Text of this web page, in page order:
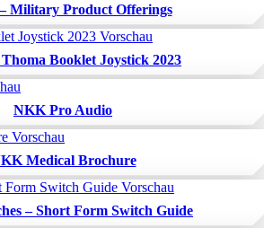
Military Product Offerings
Booklet Joystick 2023
NKK Pro Audio
Medical Brochure
– Short Form Switch Guide